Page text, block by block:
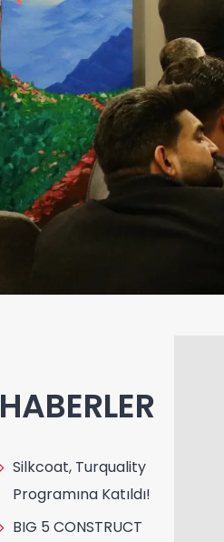
HABERLER
Silkcoat, Turquality
Programına Katıldı!
BIG 5 CONSTRUCT